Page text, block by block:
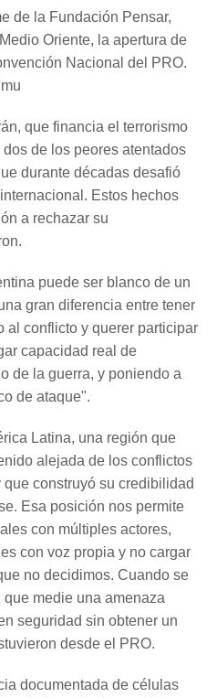
de la Fundación Pensar,
Oriente, la apertura de
Nacional del PRO.
que financia el terrorismo
de los peores atentados
durante décadas desafió
Estos hechos
a rechazar su
puede ser blanco de un
gran diferencia entre tener
al conflicto y querer participar
capacidad real de
de la guerra, y poniendo a
de ataque".
Latina, una región que
alejada de los conflictos
construyó su credibilidad
Esa posición nos permite
con múltiples actores,
con voz propia y no cargar
no decidimos. Cuando se
medie una amenaza
seguridad sin obtener un
desde el PRO.
documentada de células